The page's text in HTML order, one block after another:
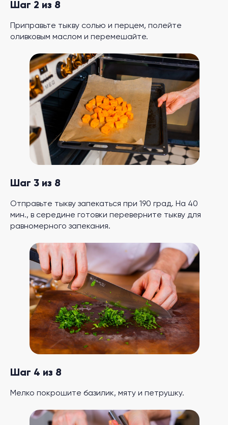
Шаг 2 из 8
Приправьте тыкву солью и перцем, полейте
оливковым маслом и перемешайте.
Шаг 3 из 8
Отправьте тыкву запекаться при 190 град. На 40
мин., в середине готовки переверните тыкву для
равномерного запекания.
Шаг 4 из 8
Мелко покрошите базилик, мяту и петрушку.